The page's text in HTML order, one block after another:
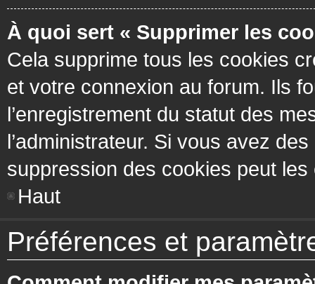
À quoi sert « Supprimer les
Cela supprime tous les cookies
et votre connexion au forum. Ils
l’enregistrement du statut des
l’administrateur. Si vous avez
suppression des cookies peut les
Haut
Préférences et